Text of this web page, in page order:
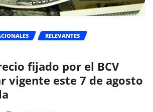
RELEVANTES
fijado por el BCV
vigente este 7 de agosto